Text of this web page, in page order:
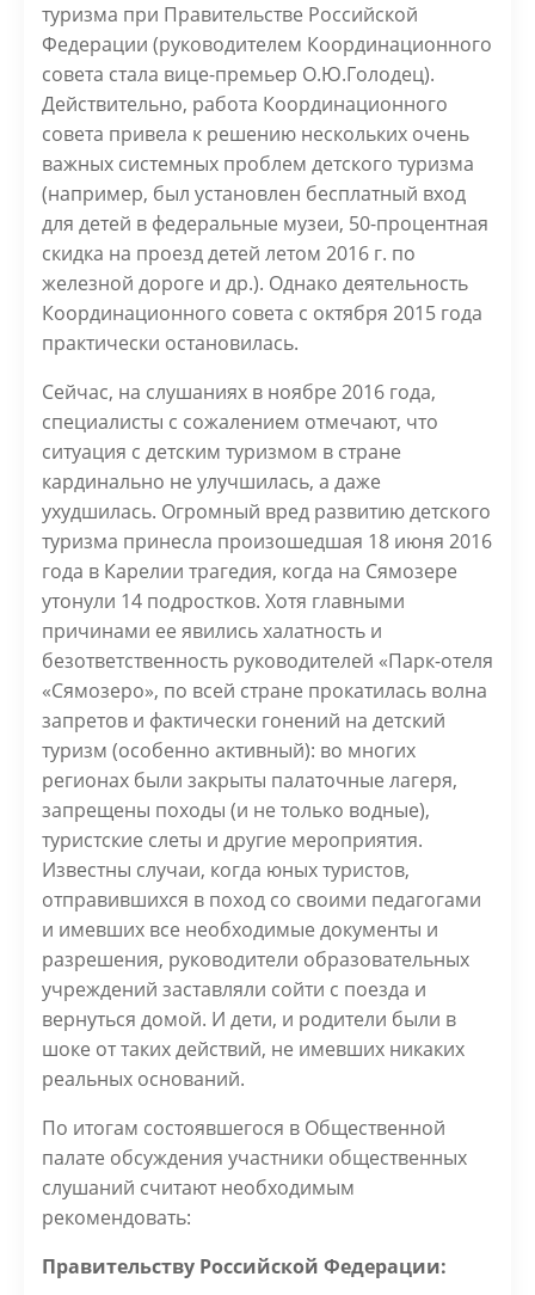
туризма при Правительстве Российской
Федерации (руководителем Координационного
совета стала вице-премьер О.Ю.Голодец).
Действительно, работа Координационного
совета привела к решению нескольких очень
важных системных проблем детского туризма
(например, был установлен бесплатный вход
для детей в федеральные музеи, 50-процентная
скидка на проезд детей летом 2016 г. по
железной дороге и др.). Однако деятельность
Координационного совета с октября 2015 года
практически остановилась.
Сейчас, на слушаниях в ноябре 2016 года,
специалисты с сожалением отмечают, что
ситуация с детским туризмом в стране
кардинально не улучшилась, а даже
ухудшилась. Огромный вред развитию детского
туризма принесла произошедшая 18 июня 2016
года в Карелии трагедия, когда на Сямозере
утонули 14 подростков. Хотя главными
причинами ее явились халатность и
безответственность руководителей «Парк-отеля
«Сямозеро», по всей стране прокатилась волна
запретов и фактически гонений на детский
туризм (особенно активный): во многих
регионах были закрыты палаточные лагеря,
запрещены походы (и не только водные),
туристские слеты и другие мероприятия.
Известны случаи, когда юных туристов,
отправившихся в поход со своими педагогами
и имевших все необходимые документы и
разрешения, руководители образовательных
учреждений заставляли сойти с поезда и
вернуться домой. И дети, и родители были в
шоке от таких действий, не имевших никаких
реальных оснований.
По итогам состоявшегося в Общественной
палате обсуждения участники общественных
слушаний считают необходимым
рекомендовать:
Правительству Российской Федерации: